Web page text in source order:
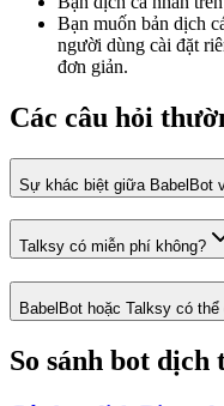
Bạn muốn bản dịch
người dùng cài đặt
đơn giản.
Các câu hỏi
Sự khác biệt giữa BabelBot
Talksy có miễn phí không?
BabelBot hoặc Talksy có
So sánh bot dịch